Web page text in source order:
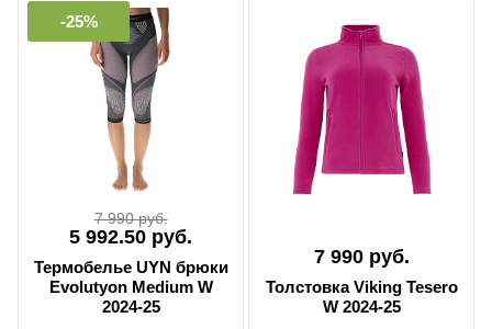
-25%
7 990 руб.
5 992.50 руб.
Термобелье UYN брюки
Evolutyon Medium W
2024-25
7 990 руб.
Толстовка Viking Tesero
W 2024-25